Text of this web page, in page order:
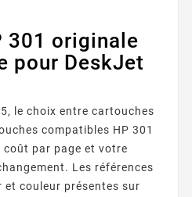
301 originale
pour DeskJet
le choix entre cartouches
compatibles HP 301
par page et votre
Les références
couleur présentes sur